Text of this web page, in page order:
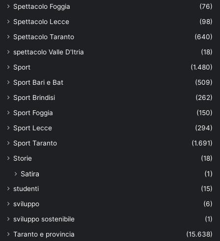
Spettacolo Foggia
(76)
Spettacolo Lecce
(98)
Spettacolo Taranto
(640)
spettacolo Valle D'Itria
(18)
Sport
(1.480)
Sport Bari e Bat
(509)
Sport Brindisi
(262)
Sport Foggia
(150)
Sport Lecce
(294)
Sport Taranto
(1.691)
Storie
(18)
Satira (1)
studenti
(15)
sviluppo
(6)
sviluppo sostenibile
(1)
Taranto e provincia
(15.638)